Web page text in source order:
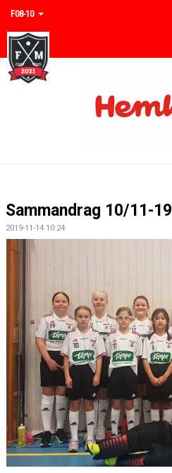
F08-10
HEM
BILDGALLERI
DOKUMENT
Sammandrag 10/11-19
2019-11-14 10:24